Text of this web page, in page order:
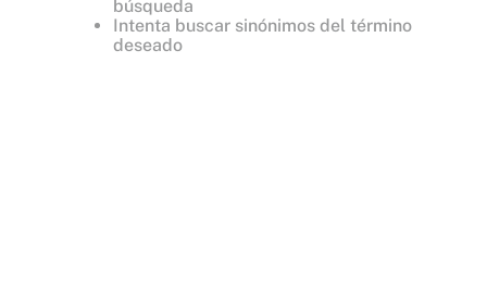
búsqueda
Intenta buscar sinónimos del término
deseado